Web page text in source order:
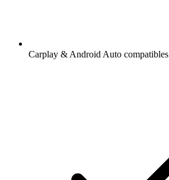
Carplay & Android Auto compatibles